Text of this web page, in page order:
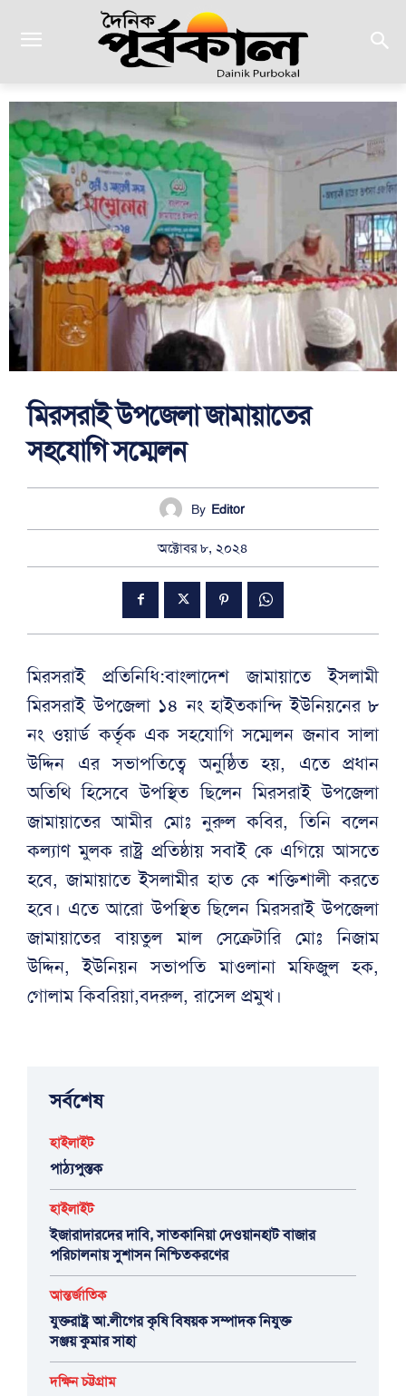
মিরসরাই উপজেলা জামায়াতের
সহযোগি সম্মেলন
By Editor
অক্টোবর ৮, ২০২৪
মিরসরাই প্রতিনিধি:বাংলাদেশ জামায়াতে ইসলামী
মিরসরাই উপজেলা ১৪ নং হাইতকান্দি ইউনিয়নের ৮
নং ওয়ার্ড কর্তৃক এক সহযোগি সম্মেলন জনাব সালা
উদ্দিন এর সভাপতিত্বে অনুষ্ঠিত হয়, এতে প্রধান
অতিথি হিসেবে উপস্থিত ছিলেন মিরসরাই উপজেলা
জামায়াতের আমীর মোঃ নুরুল কবির, তিনি বলেন
কল্যাণ মুলক রাষ্ট্র প্রতিষ্ঠায় সবাই কে এগিয়ে আসতে
হবে, জামায়াতে ইসলামীর হাত কে শক্তিশালী করতে
হবে। এতে আরো উপস্থিত ছিলেন মিরসরাই উপজেলা
জামায়াতের বায়তুল মাল সেক্রেটারি মোঃ নিজাম
উদ্দিন, ইউনিয়ন সভাপতি মাওলানা মফিজুল হক,
গোলাম কিবরিয়া,বদরুল, রাসেল প্রমুখ।
সর্বশেষ
হাইলাইট
পাঠ্যপুস্তক
হাইলাইট
ইজারাদারদের দাবি, সাতকানিয়া দেওয়ানহাট বাজার
পরিচালনায় সুশাসন নিশ্চিতকরণের
আন্তর্জাতিক
যুক্তরাষ্ট্র আ.লীগের কৃষি বিষয়ক সম্পাদক নিযুক্ত
সঞ্জয় কুমার সাহা
দক্ষিন চট্টগ্রাম